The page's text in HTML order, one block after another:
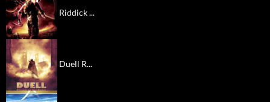
Riddick ...
Duell R...